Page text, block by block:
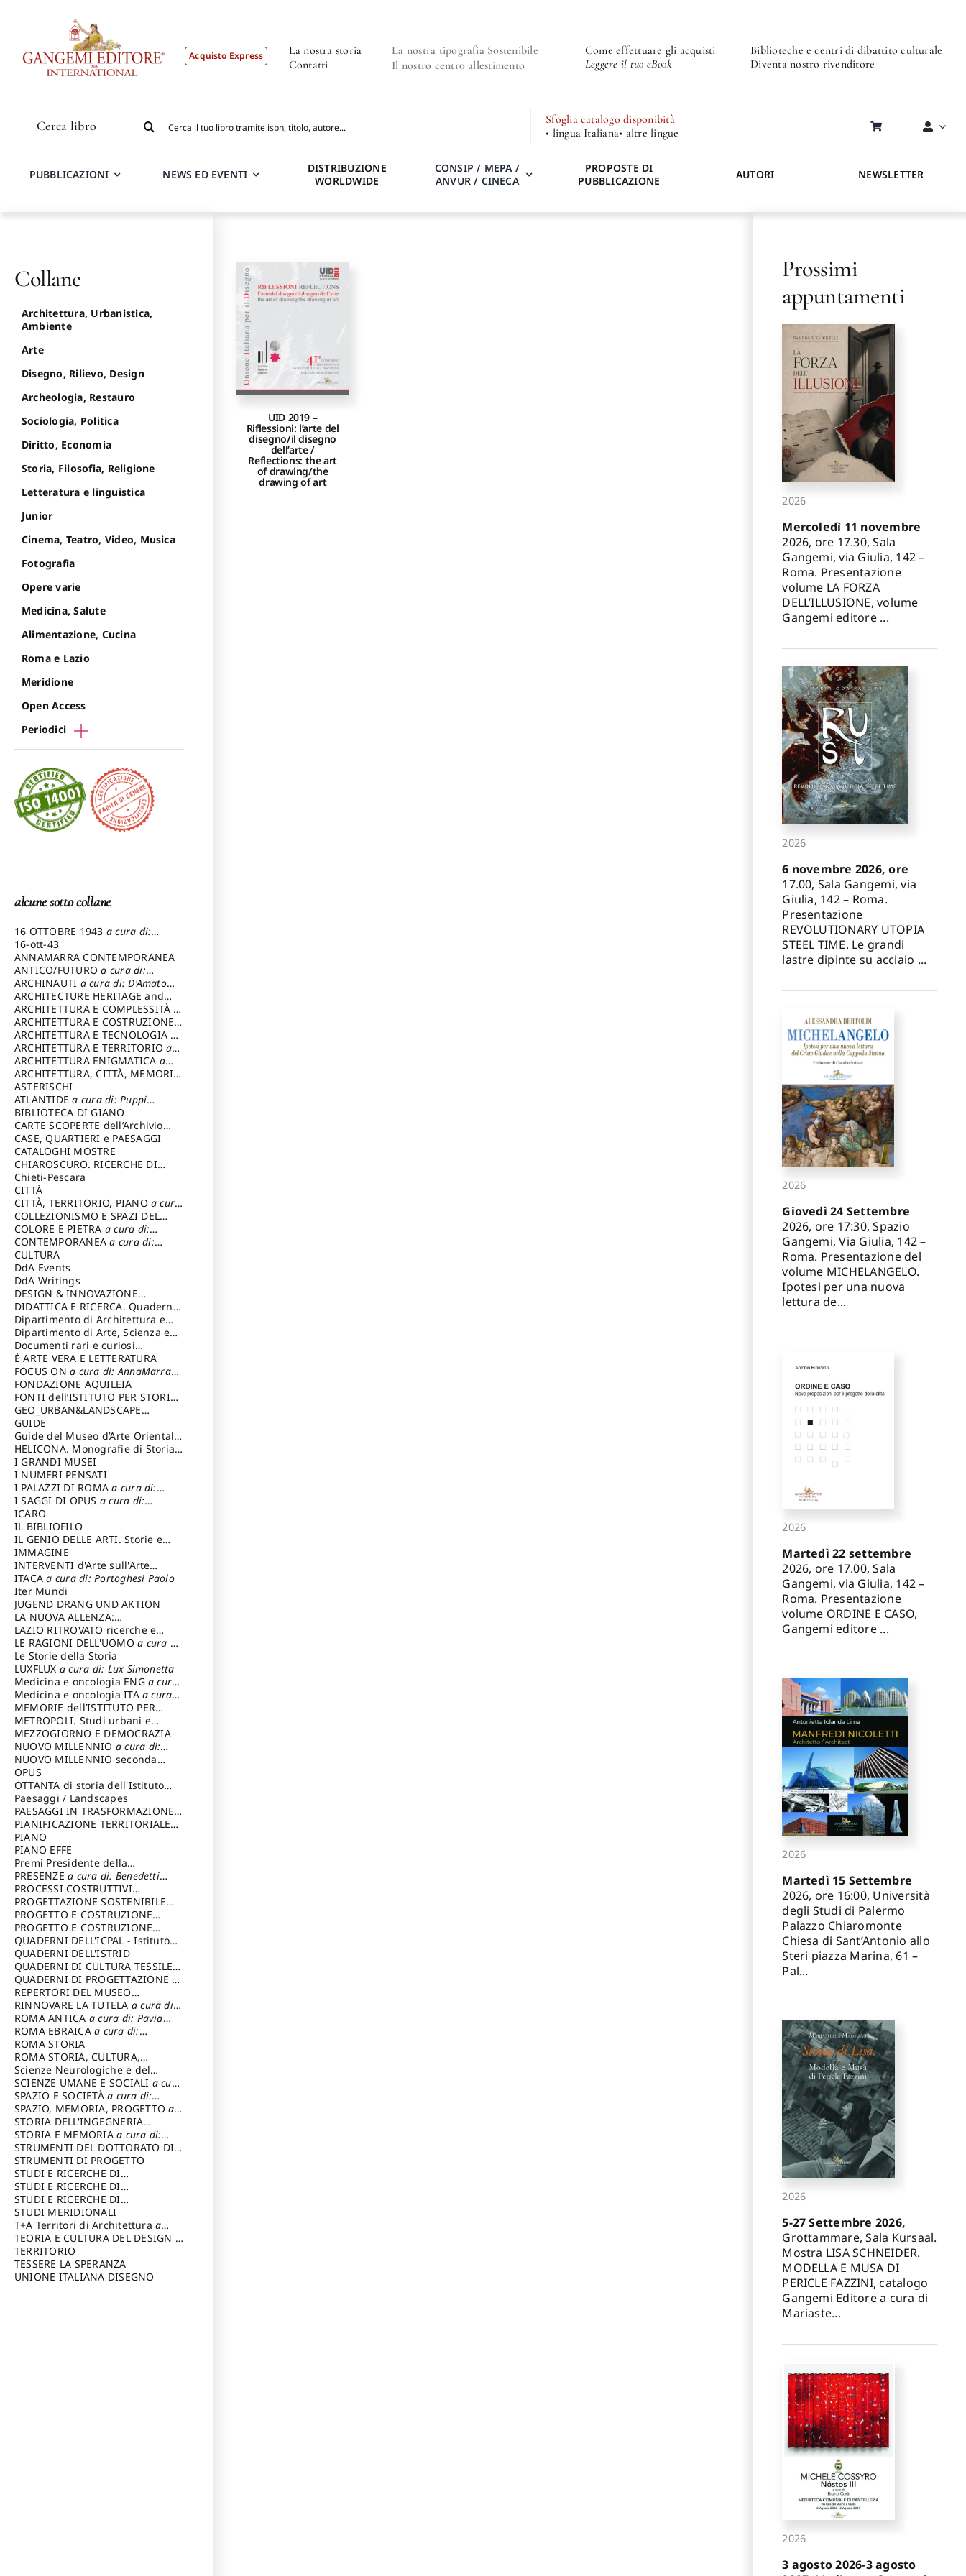
Acquisto Express
La nostra storia
Contatti
La nostra tipografia Sostenibile
Il nostro centro allestimento
Come effettuare gli acquisti
Leggere il tuo eBook
Biblioteche e centri di dibattito culturale
Diventa nostro rivenditore
Cerca libro
per:
Sfoglia catalogo disponibità
• lingua Italiana• altre lingue
PUBBLICAZIONI NEWS ED EVENTI
DISTRIBUZIONE
WORLDWIDE
CONSIP / MEPA /
ANVUR / CINECA
PROPOSTE DI
PUBBLICAZIONE
AUTORI NEWSLETTER
UID 2019 –
Riflessioni: l’arte del
disegno/il disegno
dell’arte /
Reflections: the art
of drawing/the
drawing of art
Collane
Architettura, Urbanistica,
Ambiente
Arte
Disegno, Rilievo, Design
Archeologia, Restauro
Sociologia, Politica
Diritto, Economia
Storia, Filosofia, Religione
Letteratura e linguistica
Junior
Cinema, Teatro, Video, Musica
Fotografia
Opere varie
Medicina, Salute
Alimentazione, Cucina
Roma e Lazio
Meridione
Open Access
Periodici
alcune sotto collane
16 OTTOBRE 1943 a cura di:
Pezzetti Marcello
16-ott-43
ANNAMARRA CONTEMPORANEA
ANTICO/FUTUROa cura di:
Varagnoli Claudio
ARCHINAUTI a cura di: D'Amato
Claudio
ARCHITECTURE HERITAGE and
DESIGN
ARCHITETTURA E COMPLESSITÀ a
cura di: Piva Antonio
ARCHITETTURA E COSTRUZIONEa
cura di: Poretti Sergio
ARCHITETTURA E TECNOLOGIA a
cura di: Carrara Gianfranco
ARCHITETTURA E TERRITORIOa
cura di: Pietrogrande Enrico
ARCHITETTURA ENIGMATICA a
cura di: Lenci Ruggero
ARCHITETTURA, CITTÀ, MEMORIA
a cura di: Valeriani Enrico
ASTERISCHI
ATLANTIDEa cura di: Puppi
Lionello
BIBLIOTECA DI GIANO
CARTE SCOPERTE dell’Archivio
Storico Capitolino
CASE, QUARTIERI e PAESAGGI
CATALOGHI MOSTRE
CHIAROSCURO. RICERCHE DI
STORIA E STORIA DELL'ARTE
cura di: Di Carpegna Falconieri
Tommaso
Chieti-Pescara
CITTÀ
CITTÀ, TERRITORIO, PIANO a cura
di: Imbesi Giuseppe
COLLEZIONISMO E SPAZI DEL
COLLEZIONISMO a cura di:
Magnani Lauro
COLORE E PIETRA a cura di:
Selvaggi Giuseppe
CONTEMPORANEAa cura di:
Gubinelli Luna
CULTURA
DdA Events
DdA Writings
DESIGN & INNOVAZIONE
TECNOLOGICAa cura di: Vallicelli
Andrea
DIDATTICA E RICERCA. Quaderni
della Scuola
Dipartimento di Architettura e
Analisi della Città Mediterranea
Dipartimento di Arte, Scienza e
Tecnica del Costuire
Documenti rari e curiosi
dall'Archivio Segreto
È ARTE VERA E LETTERATURA
FOCUS ONa cura di: AnnaMarra
Contemporanea
FONDAZIONE AQUILEIA
FONTI dell’ISTITUTO PER STORIA
DEL RISORGIMENTO
GEO_URBAN&LANDSCAPE
PLANNING (GULP)
Trusiani Elio
GUIDE
Guide del Museo d’Arte Orientale
“Giuseppe Tucci”
HELICONA. Monografie di Storia
dell'Artea cura di: Gallo Marco
I GRANDI MUSEI
I NUMERI PENSATI
I PALAZZI DI ROMAa cura di:
Ippoliti Alessandro
I SAGGI DI OPUS a cura di:
Scalesse Tommaso
ICARO
IL BIBLIOFILO
IL GENIO DELLE ARTI. Storie e
interpretazione
IMMAGINE
INTERVENTI d'Arte sull'Arte
dedicata alla cultura della
conservazione d’arte
Fondazione Paola Droghetti onlus
ITACAa cura di: Portoghesi Paolo
Iter Mundi
JUGEND DRANG UND AKTION
LA NUOVA ALLENZA:
ARCHITETTURA & AMBIENTE
LAZIO RITROVATO ricerche e
restauri
LE RAGIONI DELL'UOMOa cura di:
Lombardi Satriani Luigi
Le Storie della Storia
LUXFLUX a cura di: Lux Simonetta
Medicina e oncologia ENG a cura
di: Lopez Massimo
Medicina e oncologia ITA a cura
di: Lopez Massimo
MEMORIE dell’ISTITUTO PER
STORIA DEL RISORGIMENTO
METROPOLI. Studi urbani e
regionali
MEZZOGIORNO E DEMOCRAZIA
NUOVO MILLENNIO a cura di:
Capaldo Pellegrino
NUOVO MILLENNIO seconda
serie
Francesco
OPUS
OTTANTA di storia dell'Istituto
storia dell’Istitutoa cura di:
Cavalieri Patrizia
Paesaggi / Landscapes
PAESAGGI IN TRASFORMAZIONEa
cura di: Corti Enrico A.
PIANIFICAZIONE TERRITORIALE
URBANISTICA ED AMBIENTALE
cura di: Costa Enrico
PIANO
PIANO EFFE
Premi Presidente della
Repubblica
PRESENZEa cura di: Benedetti
Sandro
PROCESSI COSTRUTTIVI
DELL'ARCHITETTURAa cura di:
Ippoliti Alessandro
PROGETTAZIONE SOSTENIBILE
PARTECIPATA
PROGETTO E COSTRUZIONE
DELL’ARCHITETTURA
PROGETTO E COSTRUZIONE
SOSTENIBILE
QUADERNI DELL'ICPAL - Istituto
centrale per il restauro e la
conservazione del patrimonio
archivistico e librario
QUADERNI DELL'ISTRID
QUADERNI DI CULTURA TESSILEa
cura di: Crispolti Livia
QUADERNI DI PROGETTAZIONE a
cura di: Giura Longo Tommaso
REPERTORI DEL MUSEO
CENTRALE DEL RISORGIMENTOa
cura di: Pizzo Marco
RINNOVARE LA TUTELA a cura di:
Cicalò Enrico
ROMA ANTICA a cura di: Pavia
Carlo
ROMA EBRAICAa cura di:
Procaccia Claudio
ROMA STORIA
ROMA STORIA, CULTURA,
IMMAGINEa cura di: Fagiolo
Marcello
Scienze Neurologiche e del
Comportamento
SCIENZE UMANE E SOCIALI a cura
di: Iannizzi Salvatore
SPAZIO E SOCIETÀa cura di:
Cassetti Roberto
SPAZIO, MEMORIA, PROGETTOa
cura di: Rossi Massimo
STORIA DELL'INGEGNERIA
STRUTTURALE IN ITALIAa cura di:
Poretti Sergio
STORIA E MEMORIAa cura di:
Rossi Lauro
STRUMENTI DEL DOTTORATO DI
RICERCA IN RILIEVO E
RAPPRESENTAZIONE
DELL’ARCHITETTURA E
DELL’AMBIENTEa cura di: Migliari
Riccardo
STRUMENTI DI PROGETTO
STUDI E RICERCHE DI
ARCHEOLOGIA IN SICILIA
di: Pelagatti Paola
STUDI E RICERCHE DI
ARCHITETTURA del Dipartimento
di Architettura Università degli
Studi G. d' Annunzio
STUDI E RICERCHE DI
ARCHITETTURA del Dipartimento
di Architettura Università degli
Studi G. d' Annunzio, Chieti-
Pescaraa cura di: Fusero Paolo
STUDI MERIDIONALI
T+A Territori di Architetturaa
cura di: Ramazzotti Luigi
TEORIA E CULTURA DEL DESIGN a
cura di: Furlanis Giuseppe
TERRITORIO
TESSERE LA SPERANZA
UNIONE ITALIANA DISEGNO
Prossimi
appuntamenti
2026
Mercoledì 11 novembre
2026, ore 17.30, Sala
Gangemi, via Giulia, 142 –
Roma. Presentazione
volume LA FORZA
DELL’ILLUSIONE, volume
Gangemi editore ...
2026
6 novembre 2026, ore
17.00, Sala Gangemi, via
Giulia, 142 – Roma.
Presentazione
REVOLUTIONARY UTOPIA
STEEL TIME. Le grandi
lastre dipinte su acciaio ...
2026
Giovedì 24 Settembre
2026, ore 17:30, Spazio
Gangemi, Via Giulia, 142 –
Roma. Presentazione del
volume MICHELANGELO.
Ipotesi per una nuova
lettura de...
2026
Martedì 22 settembre
2026, ore 17.00, Sala
Gangemi, via Giulia, 142 –
Roma. Presentazione
volume ORDINE E CASO,
Gangemi editore ...
2026
Martedì 15 Settembre
2026, ore 16:00, Università
degli Studi di Palermo
Palazzo Chiaromonte
Chiesa di Sant’Antonio allo
Steri piazza Marina, 61 –
Pal...
2026
5-27 Settembre 2026,
Grottammare, Sala Kursaal.
Mostra LISA SCHNEIDER.
MODELLA E MUSA DI
PERICLE FAZZINI, catalogo
Gangemi Editore a cura di
Mariaste...
2026
3 agosto 2026-3 agosto